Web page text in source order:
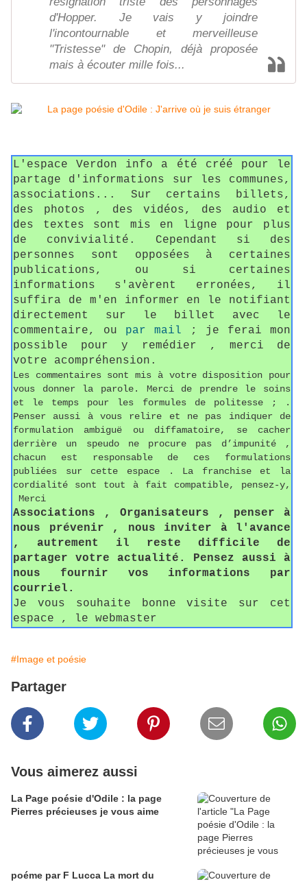
d'Hopper. Je vais y joindre
l'incontournable et merveilleuse
"Tristesse" de Chopin, déjà proposée
mais à écouter mille fois...
L'espace Verdon info a été créé pour le
partage d'informations sur les communes,
associations... Sur certains billets,
des photos , des vidéos, des audio et
des textes sont mis en ligne pour plus
de convivialité. Cependant si des
personnes sont opposées à certaines
publications, ou si certaines
informations s'avèrent erronées, il
suffira de m'en informer en le notifiant
directement sur le billet avec le
commentaire, ou par mail ; je ferai mon
possible pour y remédier , merci de
votre acompréhension.
Les commentaires sont mis à votre disposition pour
vous donner la parole. Merci de prendre le soins
et le temps pour les formules de politesse ; .
Penser aussi à vous relire et ne pas indiquer de
formulation ambiguë ou diffamatoire, se cacher
derrière un speudo ne procure pas d’impunité ,
chacun est responsable de ces formulations
publiées sur cette espace . La franchise et la
cordialité sont tout à fait compatible, pensez-y,
Merci
Associations , Organisateurs , penser à
nous prévenir , nous inviter à l'avance
, autrement il reste difficile de
partager votre actualité. Pensez aussi à
nous fournir vos informations par
courriel.
Je vous souhaite bonne visite sur cet
espace , le webmaster
#Image et poésie
Partager
Vous aimerez aussi
La Page poésie d'Odile : la page
Pierres précieuses je vous aime
poéme par F Lucca La mort du